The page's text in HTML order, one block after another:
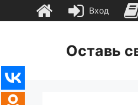
содержимомуОставь
Вход